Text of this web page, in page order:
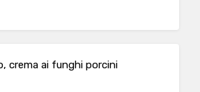
crema ai funghi porcini